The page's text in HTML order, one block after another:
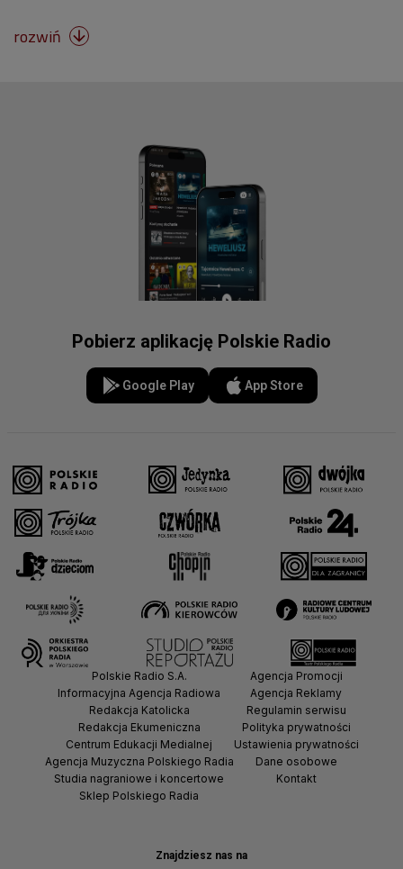
rozwiń 
Pobierz aplikację Polskie Radio
Google Play App Store
Znajdziesz nas na
Polskie Radio S.A.
Informacyjna Agencja Radiowa
Redakcja Katolicka
Redakcja Ekumeniczna
Centrum Edukacji Medialnej
Agencja Muzyczna Polskiego Radia
Studia nagraniowe i koncertowe
Sklep Polskiego Radia
Agencja Promocji
Agencja Reklamy
Regulamin serwisu
Polityka prywatności
Ustawienia prywatności
Dane osobowe
Kontakt